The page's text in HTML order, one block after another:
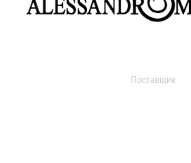
Поставщик